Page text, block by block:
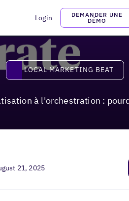
Login
DEMANDER UNE
DÉMO
: pourquoi l'IA agentique
Local Marketing
LOCAL MARKETING BEAT
à l'orchestration :
21, 2025